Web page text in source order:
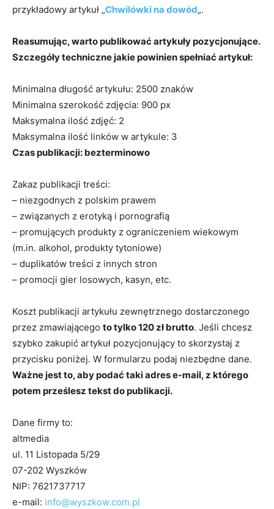
przykładowy artykuł „Chwilówki na dowód„.
Reasumując, warto publikować artykuły pozycjonujące.
Szczegóły techniczne jakie powinien spełniać artykuł:
Minimalna długość artykułu: 2500 znaków
Minimalna szerokość zdjęcia: 900 px
Maksymalna ilość zdjęć: 2
Maksymalna ilość linków w artykule: 3
Czas publikacji: bezterminowo
Zakaz publikacji treści:
– niezgodnych z polskim prawem
– związanych z erotyką i pornografią
– promujących produkty z ograniczeniem wiekowym
(m.in. alkohol, produkty tytoniowe)
– duplikatów treści z innych stron
– promocji gier losowych, kasyn, etc.
Koszt publikacji artykułu zewnętrznego dostarczonego
przez zmawiającego to tylko 120 zł brutto. Jeśli chcesz
szybko zakupić artykuł pozycjonujący to skorzystaj z
przycisku poniżej. W formularzu podaj niezbędne dane.
Ważne jest to, aby podać taki adres e-mail, z którego
potem prześlesz tekst do publikacji.
Dane firmy to:
altmedia
ul. 11 Listopada 5/29
07-202 Wyszków
NIP: 7621737717
e-mail: info@wyszkow.com.pl